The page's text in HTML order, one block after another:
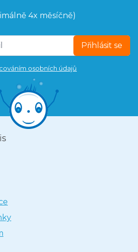
4x měsíčně)
Přihlásit se
osobních údajů